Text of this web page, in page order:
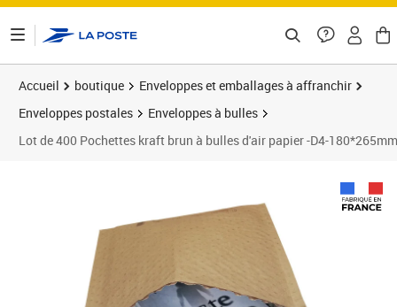
Accueil boutique
Enveloppes et emballages à affranchir
Enveloppes postales
Enveloppes à bulles
Lot de 400 Pochettes kraft brun à bulles d'air papier -D4-